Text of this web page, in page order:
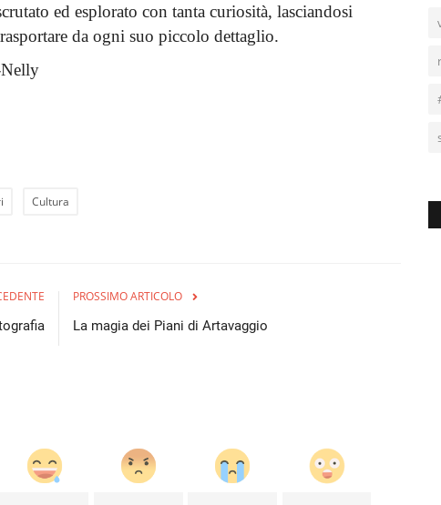
ed esplorato con tanta curiosità, lasciandosi
da ogni suo piccolo dettaglio.
Cultura
PROSSIMO ARTICOLO
La magia dei Piani di Artavaggio